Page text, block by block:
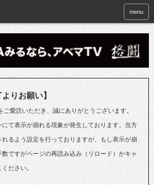
menu
りお願い】
ご愛読いただき、誠にありがとうございます。
て表示が崩れる現象が発生しております。当方
るよう設定を行っておりますが、もし表示が崩
ですがページの再読み込み（リロード）かキャ
ださい。